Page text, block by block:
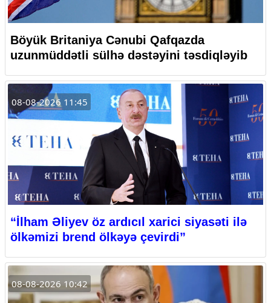
Böyük Britaniya Cənubi Qafqazda
uzunmüddətli sülhə dəstəyini təsdiqləyib
08-08-2026 11:45
“İlham Əliyev öz ardıcıl xarici siyasəti ilə
ölkəmizi brend ölkəyə çevirdi”
08-08-2026 10:42